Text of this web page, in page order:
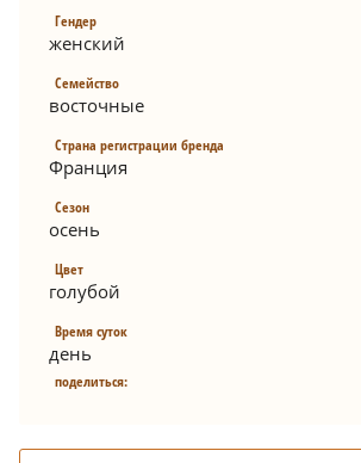
Гендер
женский
Семейство
восточные
Страна регистрации бренда
Франция
Сезон
осень
Цвет
голубой
Время суток
день
поделиться: